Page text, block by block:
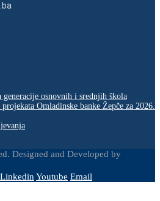
osnovnih i srednjih škola
Omladinske banke Žepče za 2026.
Designed and Developed by
LinkedinYoutube Email